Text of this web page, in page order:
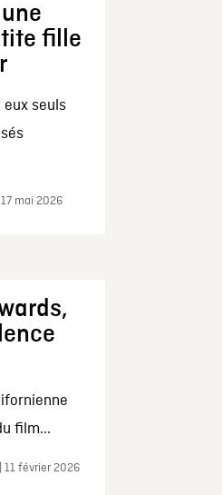
fille
seuls
mai 2026
film...
11 février 2026